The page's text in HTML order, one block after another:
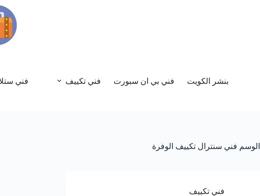
بنشر الكويت فني بي ان سبورت فني تكييف فني
الوسم فني سنترال تكييف الوفرة
فني تكييف